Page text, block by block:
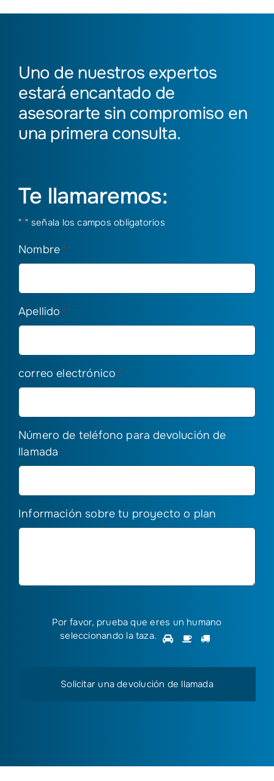
Uno de nuestros expertos
estará encantado de
asesorarte sin compromiso en
una primera consulta.
Te llamaremos:
"*" señala los campos obligatorios
Nombre *
Apellido *
correo electrónico *
Número de teléfono para devolución de
llamada
Información sobre tu proyecto o plan
Por favor, prueba que eres un humano
seleccionando la taza. Por
eres
un